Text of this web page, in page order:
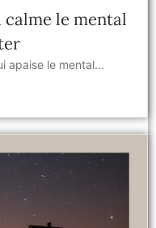
le mental
apaise le mental...